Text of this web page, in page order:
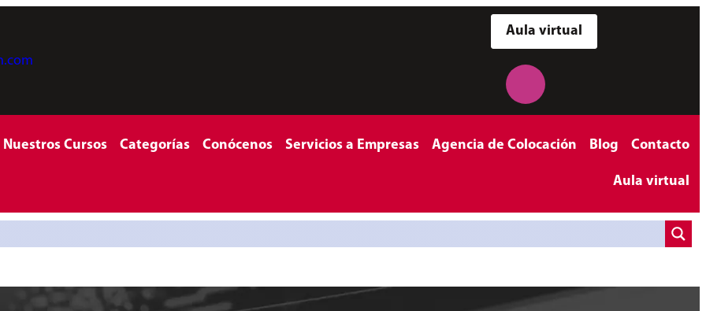
Aula virtual
Nuestros Cursos Categorías Conócenos Servicios a Empresas Agencia de Colocación Blog Contacto
Aula virtual